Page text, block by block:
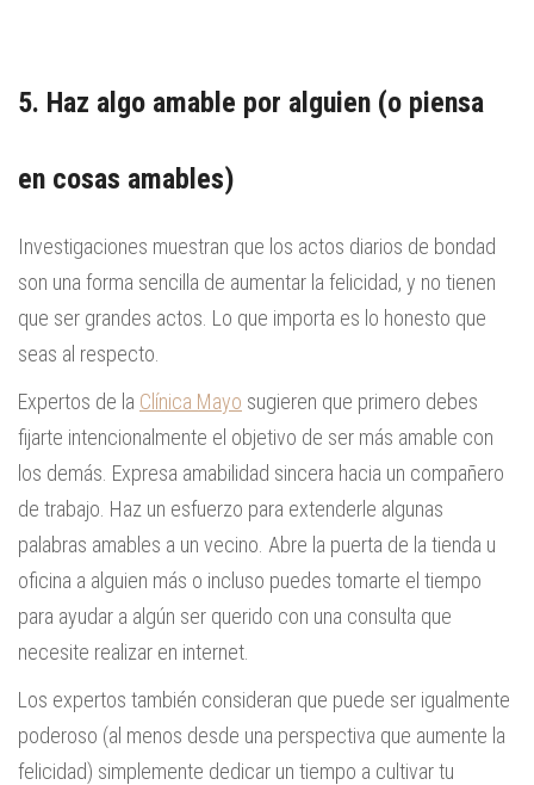
5. Haz algo amable por alguien (o piensa
en cosas amables)
Investigaciones muestran que los actos diarios de bondad
son una forma sencilla de aumentar la felicidad, y no tienen
que ser grandes actos. Lo que importa es lo honesto que
seas al respecto.
Expertos de la Clínica Mayo sugieren que primero debes
fijarte intencionalmente el objetivo de ser más amable con
los demás. Expresa amabilidad sincera hacia un compañero
de trabajo. Haz un esfuerzo para extenderle algunas
palabras amables a un vecino. Abre la puerta de la tienda u
oficina a alguien más o incluso puedes tomarte el tiempo
para ayudar a algún ser querido con una consulta que
necesite realizar en internet.
Los expertos también consideran que puede ser igualmente
poderoso (al menos desde una perspectiva que aumente la
felicidad) simplemente dedicar un tiempo a cultivar tu